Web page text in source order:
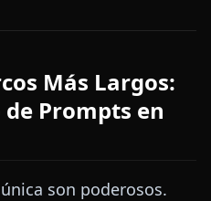
Más Largos:
Prompts en
son poderosos.